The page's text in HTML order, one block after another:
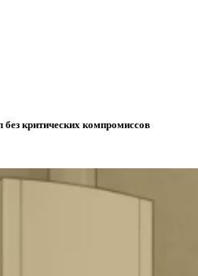
критических компромиссов